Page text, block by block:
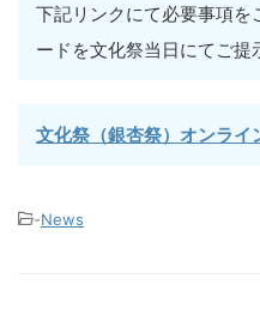
下記リンクにて必要事項を
ードを文化祭当日にてご提
文化祭（銀杏祭）オンライ
-News